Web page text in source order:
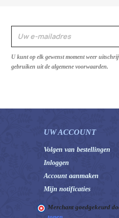
U kunt op elk gewenst moment weer
gebruiken uit de algemene voorwaarden.
UW ACCOUNT
Volgen van bestellingen
Inloggen
Account aanmaken
Mijn notificaties
Merchant goedgekeurd